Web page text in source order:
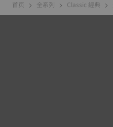
首页 全系列 Classic 經典